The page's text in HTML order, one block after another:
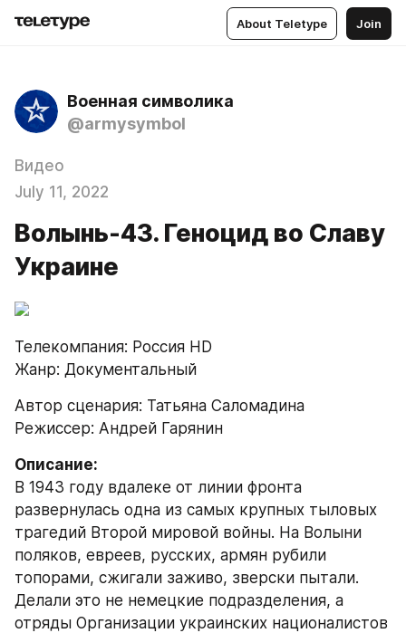
About Teletype Join
Военная символика
@armysymbol
Видео
July 11, 2022
Волынь-43. Геноцид во Славу
Украине
Телекомпания: Россия HD
Жанр: Документальный
Автор сценария: Татьяна Саломадина
Режиссер: Андрей Гарянин
Описание:
В 1943 году вдалеке от линии фронта
развернулась одна из самых крупных тыловых
трагедий Второй мировой войны. На Волыни
поляков, евреев, русских, армян рубили
топорами, сжигали заживо, зверски пытали.
Делали это не немецкие подразделения, а
отряды Организации украинских националистов